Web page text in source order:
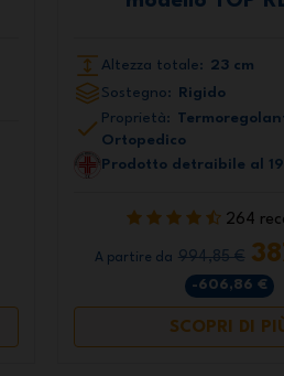
Altezza totale: 23 cm
Sostegno:
Rigido
Proprietà:
Ortopedico
Prodotto detraibile al
264
A partire da 994,85 €
-606,86 €
SCOPRI DI